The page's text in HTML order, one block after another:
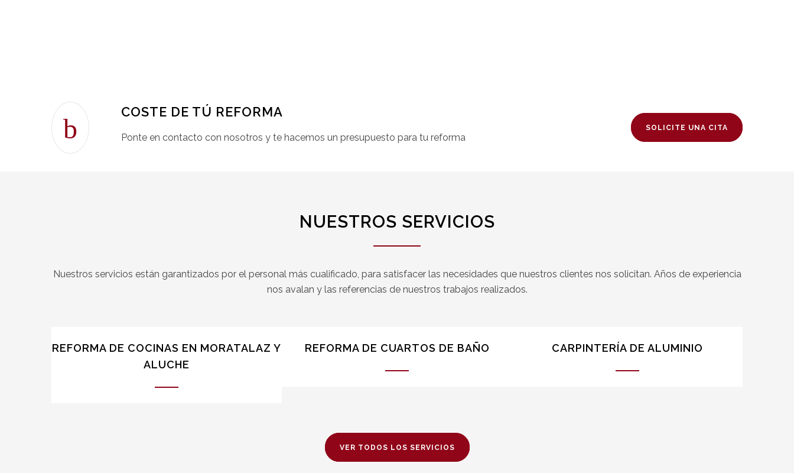
COSTE DE TÚ REFORMA
Ponte en contacto con nosotros y te hacemos un presupuesto para tu reforma
SOLICITE UNA CITA
NUESTROS SERVICIOS
Nuestros servicios están garantizados por el personal más cualificado, para satisfacer las necesidades que nuestros clientes nos solicitan. Años de experiencia
nos avalan y las referencias de nuestros trabajos realizados.
REFORMA DE COCINAS EN MORATALAZ Y
ALUCHE
REFORMA DE CUARTOS DE BAÑO CARPINTERÍA DE ALUMINIO
VER TODOS LOS SERVICIOS